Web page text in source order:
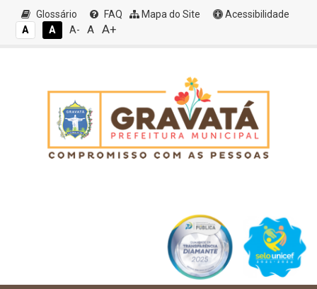
Glossário FAQ Mapa do Site
Acessibilidade
A
A A- A A+